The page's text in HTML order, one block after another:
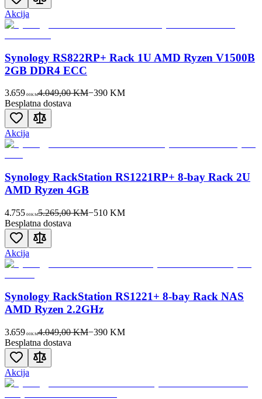
Akcija
Synology RS822RP+ Rack 1U AMD Ryzen V1500B
2GB DDR4 ECC
3.659 00KM4.049,00 KM−390KM
Besplatna dostava
Akcija
Synology RackStation RS1221RP+ 8-bay Rack 2U
AMD Ryzen 4GB
4.755 00KM5.265,00 KM−510KM
Besplatna dostava
Akcija
Synology RackStation RS1221+ 8-bay Rack NAS
AMD Ryzen 2.2GHz
3.659 00KM4.049,00 KM−390KM
Besplatna dostava
Akcija